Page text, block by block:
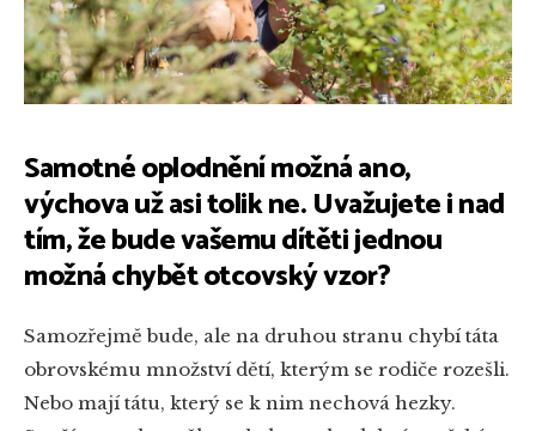
Samotné oplodnění možná ano,
výchova už asi tolik ne. Uvažujete i nad
tím, že bude vašemu dítěti jednou
možná chybět otcovský vzor?
Samozřejmě bude, ale na druhou stranu chybí táta
obrovskému množství dětí, kterým se rodiče rozešli.
Nebo mají tátu, který se k nim nechová hezky.